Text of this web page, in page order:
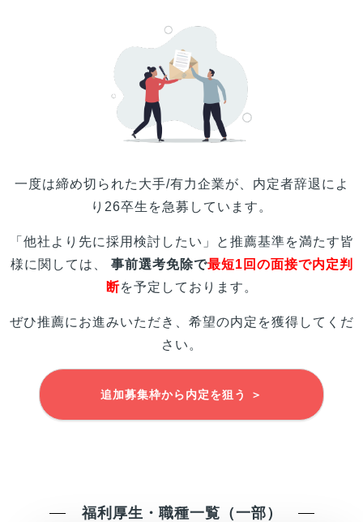
一度は締め切られた大手/有力企業が、内定者辞退によ
り26卒生を急募しています。
「他社より先に採用検討したい」と推薦基準を満たす皆
様に関しては、 事前選考免除で最短1回の面接で内定判
断を予定しております。
ぜひ推薦にお進みいただき、希望の内定を獲得してくだ
さい。
追加募集枠から内定を狙う ＞
福利厚生・職種一覧（一部）